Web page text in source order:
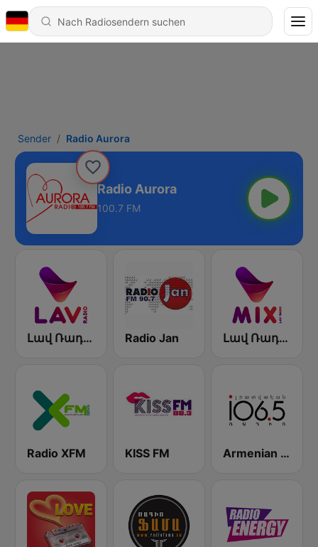
Sender Radio Aurora
Radio Aurora
100.7 FM
Լավ Ռադիո (Lav Radio) Radio Jan Լավ Ռադիո Միքս (Lav Radio Mix)
Radio XFM KISS FM Armenian News Radio Lratvakan (Radio Impuls)